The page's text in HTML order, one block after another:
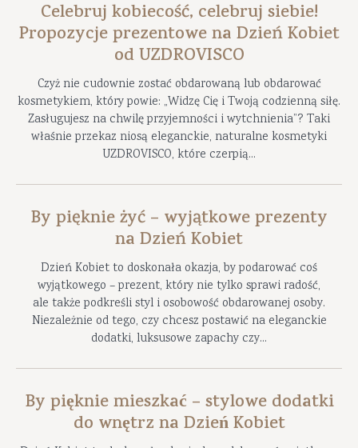
Celebruj kobiecość, celebruj siebie!
Propozycje prezentowe na Dzień Kobiet
od UZDROVISCO
Czyż nie cudownie zostać obdarowaną lub obdarować
kosmetykiem, który powie: „Widzę Cię i Twoją codzienną siłę.
Zasługujesz na chwilę przyjemności i wytchnienia”? Taki
właśnie przekaz niosą eleganckie, naturalne kosmetyki
UZDROVISCO, które czerpią...
By pięknie żyć – wyjątkowe prezenty
na Dzień Kobiet
Dzień Kobiet to doskonała okazja, by podarować coś
wyjątkowego – prezent, który nie tylko sprawi radość,
ale także podkreśli styl i osobowość obdarowanej osoby.
Niezależnie od tego, czy chcesz postawić na eleganckie
dodatki, luksusowe zapachy czy...
By pięknie mieszkać – stylowe dodatki
do wnętrz na Dzień Kobiet